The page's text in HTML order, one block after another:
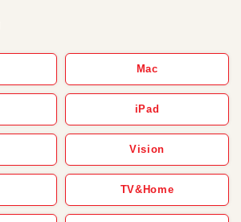
Mac
iPad
Vision
TV&Home